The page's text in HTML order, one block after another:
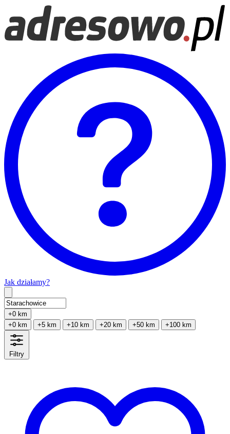
Jak działamy?
+0 km
+0 km
+5 km +10 km +20 km +50 km +100 km
Filtry